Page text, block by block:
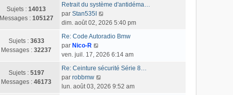
m
e
s
a
g
e
i
e
r
m
s
a
g
e
d
r
i
r
m
s
e
r
l
e
d
e
n
i
e
s
l
t
r
e
e
Sujets : 14013
Messages : 105127
Retrait du système d'antidéma…
par Stan535I
o
s
l
t
r
dim. août 02, 2026 5:40 pm
Sujets : 3633
Messages : 32237
Re: Code Autoradio Bmw
par Nico-R
o
s
u
l
ven. juil. 17, 2026 6:14 am
Sujets : 5197
Messages : 46173
Re: Ceinture sécurité Série 8…
par robbmw
o
lun. août 03, 2026 9:52 am